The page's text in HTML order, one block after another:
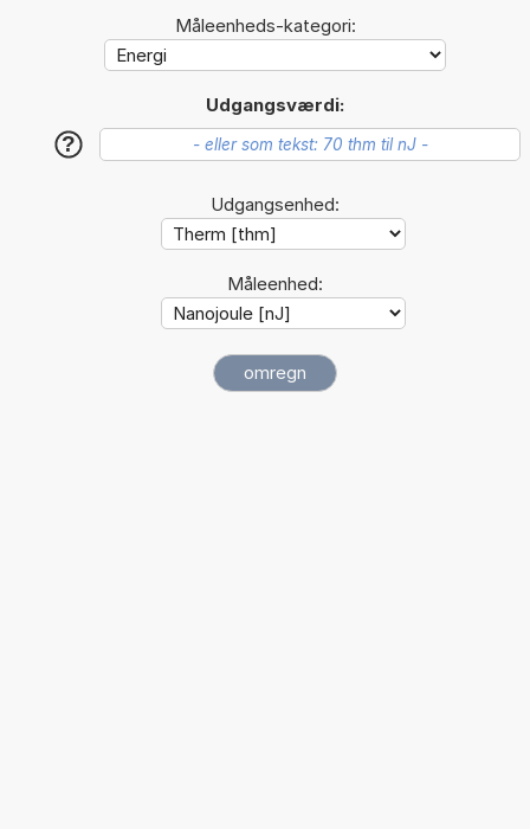
Måleenheds-kategori:
Udgangsværdi:
?
Udgangsenhed:
Måleenhed: